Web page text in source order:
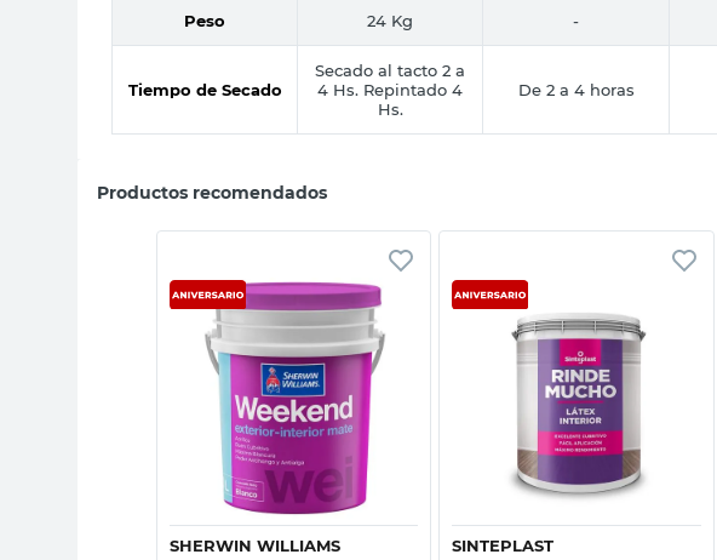
Peso 24 Kg -
Tiempo de Secado
Secado al tacto 2 a
4 Hs. Repintado 4
Hs.
De 2 a 4 horas
Productos recomendados
Vista rápida
SHERWIN WILLIAMS
Vista rápida
SINTEPLAST